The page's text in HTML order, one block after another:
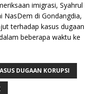
imigrasi, Syahrul
NasDem di Gondangdia,
terhadap kasus dugaan
beberapa waktu ke
DUGAAN KORUPSI